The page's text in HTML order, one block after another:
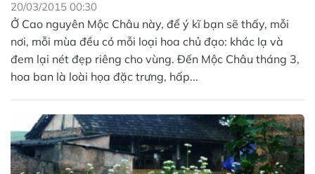
20/03/2015 00:30
Ở Cao nguyên Mộc Châu này, để ý kĩ bạn sẽ thấy, mỗi
nơi, mỗi mùa đều có mỗi loại hoa chủ đạo: khác lạ và
đem lại nét đẹp riêng cho vùng. Đến Mộc Châu tháng 3,
hoa ban là loài họa đặc trưng, hấp...